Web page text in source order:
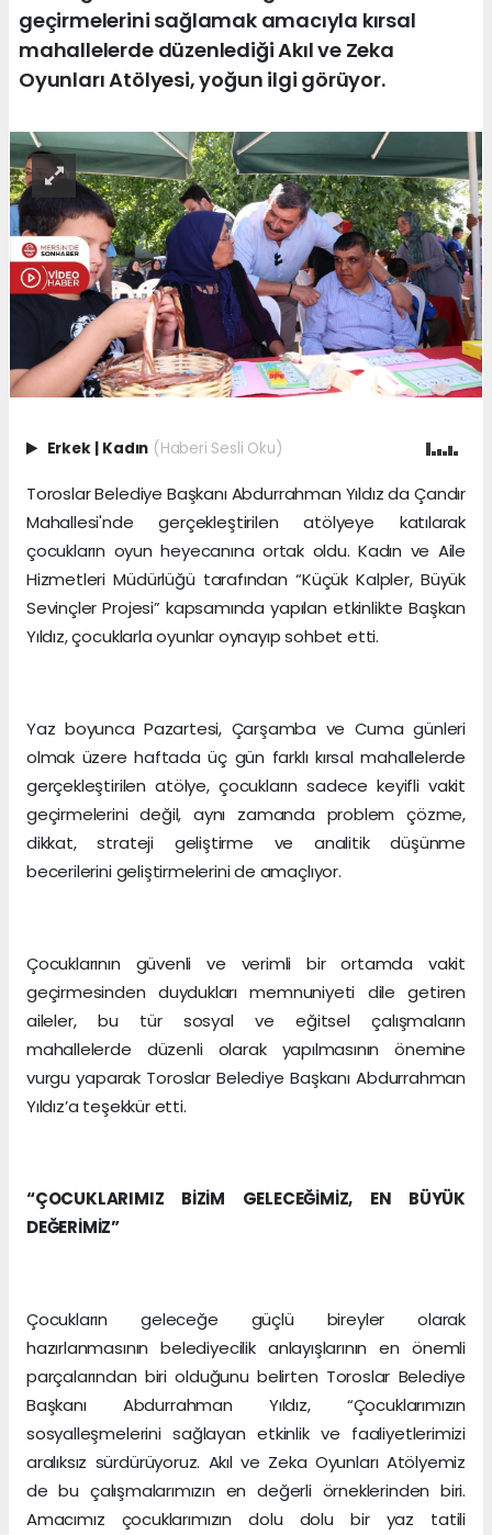
geçirmelerini sağlamak amacıyla kırsal
mahallelerde düzenlediği Akıl ve Zeka
Oyunları Atölyesi, yoğun ilgi görüyor.
Erkek | Kadın (Haberi Sesli Oku)
Toroslar Belediye Başkanı Abdurrahman Yıldız da Çandır
Mahallesi'nde gerçekleştirilen atölyeye katılarak
çocukların oyun heyecanına ortak oldu. Kadın ve Aile
Hizmetleri Müdürlüğü tarafından “Küçük Kalpler, Büyük
Sevinçler Projesi” kapsamında yapılan etkinlikte Başkan
Yıldız, çocuklarla oyunlar oynayıp sohbet etti.
Yaz boyunca Pazartesi, Çarşamba ve Cuma günleri
olmak üzere haftada üç gün farklı kırsal mahallelerde
gerçekleştirilen atölye, çocukların sadece keyifli vakit
geçirmelerini değil, aynı zamanda problem çözme,
dikkat, strateji geliştirme ve analitik düşünme
becerilerini geliştirmelerini de amaçlıyor.
Çocuklarının güvenli ve verimli bir ortamda vakit
geçirmesinden duydukları memnuniyeti dile getiren
aileler, bu tür sosyal ve eğitsel çalışmaların
mahallelerde düzenli olarak yapılmasının önemine
vurgu yaparak Toroslar Belediye Başkanı Abdurrahman
Yıldız’a teşekkür etti.
“ÇOCUKLARIMIZ BİZİM GELECEĞİMİZ, EN BÜYÜK
DEĞERİMİZ”
Çocukların geleceğe güçlü bireyler olarak
hazırlanmasının belediyecilik anlayışlarının en önemli
parçalarından biri olduğunu belirten Toroslar Belediye
Başkanı Abdurrahman Yıldız, “Çocuklarımızın
sosyalleşmelerini sağlayan etkinlik ve faaliyetlerimizi
aralıksız sürdürüyoruz. Akıl ve Zeka Oyunları Atölyemiz
de bu çalışmalarımızın en değerli örneklerinden biri.
Amacımız çocuklarımızın dolu dolu bir yaz tatili